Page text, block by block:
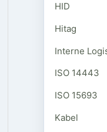
HID
Hitag
Interne
ISO 14443
ISO 15693
Kabel